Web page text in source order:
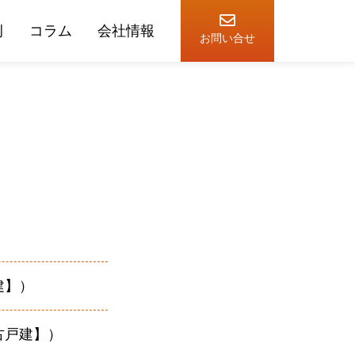
コラム 会社情報 お問い合せ
）
建】）